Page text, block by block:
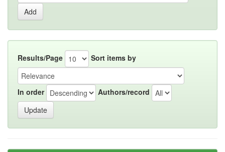
Results/Page Sort items by
In order Authors/record